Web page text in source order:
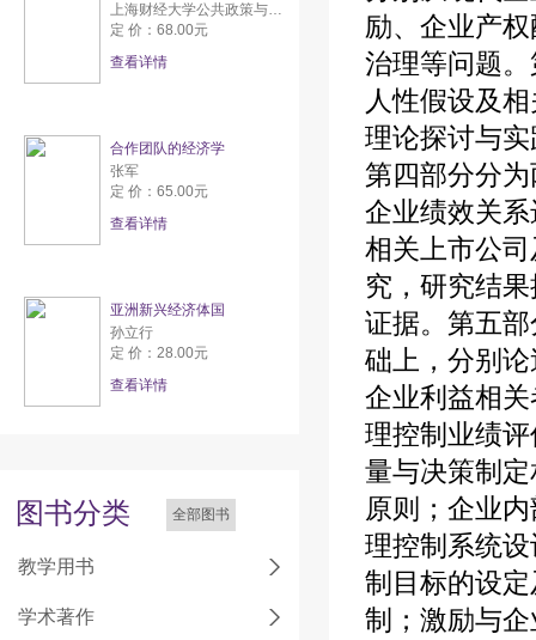
上海财经大学公共政策与研究中心
定 价：68.00元
查看详情
合作团队的经济学
张军
定 价：65.00元
查看详情
亚洲新兴经济体国
孙立行
定 价：28.00元
查看详情
图书分类 全部图书
教学用书
学术著作
励、企业产
治理等问题
人性假设及
理论探讨与
第四部分分
企业绩效关
相关上市公
究，研究结
证据。第五
础上，分别
企业利益相
理控制业绩
量与决策制
原则；企业
理控制系统
制目标的设
制；激励与